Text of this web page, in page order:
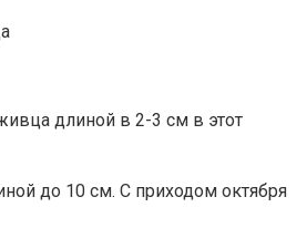
длиной в 2-3 см в этот
до 10 см. С приходом октября